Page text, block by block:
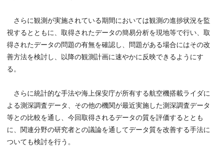
さらに観測が実施されている期間においては観測の進捗状況を監
視するとともに、取得されたデータの簡易分析を現地等で行い、取
得されたデータの問題の有無を確認し、問題がある場合にはその改
善方法を検討し、以降の観測計画に速やかに反映できるようにす
る。
さらに統計的な手法や海上保安庁が所有する航空機搭載ライダに
よる測深調査データ、その他の機関が最近実施した測深調査データ
等との比較を通し、今回取得されるデータの質を評価するととも
に、関連分野の研究者との議論を通してデータ質を改善する手法に
ついても検討を行う。